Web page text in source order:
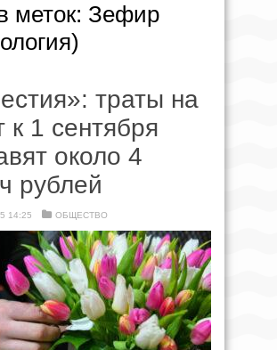
меток: Зефир
траты на
к 1 сентября
около 4
рублей
14:25 ОБЩЕСТВО